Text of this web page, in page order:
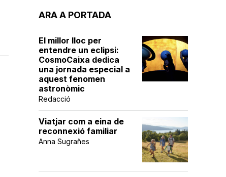
ARA A PORTADA
El millor lloc per
entendre un eclipsi:
CosmoCaixa dedica
una jornada especial a
aquest fenomen
astronòmic
Redacció
Viatjar com a eina de
reconnexió familiar
Anna Sugrañes